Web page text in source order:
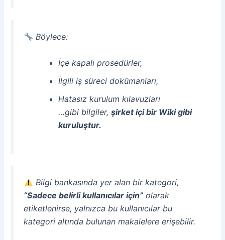
Böylece:
İçe kapalı prosedürler,
İlgili iş süreci dokümanları,
Hatasız kurulum kılavuzları
…gibi bilgiler, şirket içi bir Wiki gibi
kuruluştur.
Bilgi bankasında yer alan bir kategori,
“Sadece belirli kullanıcılar için” olarak
etiketlenirse, yalnızca bu kullanıcılar bu
kategori altında bulunan makalelere erişebilir.